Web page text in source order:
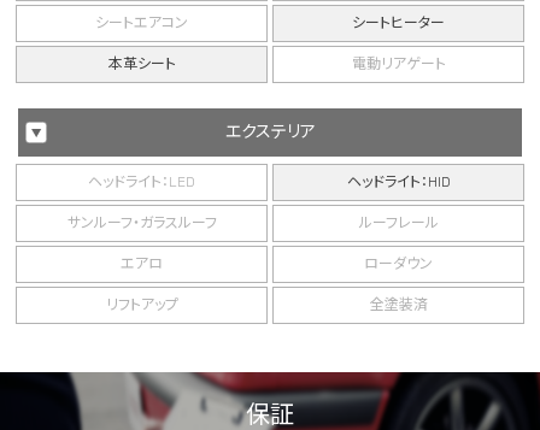
シートエアコン シートヒーター
本革シート 電動リアゲート
エクステリア
ヘッドライト：LED ヘッドライト：HID
サンルーフ・ガラスルーフ ルーフレール
エアロ ローダウン
リフトアップ 全塗装済
保証